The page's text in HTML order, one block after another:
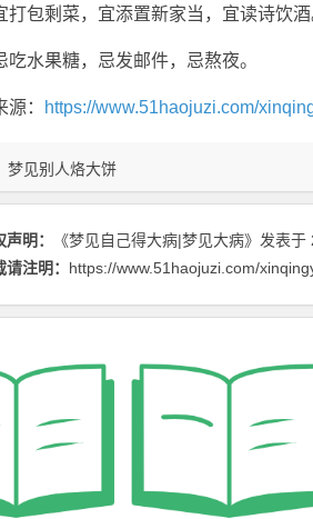
梦见别人烙大饼
打包剩菜，宜添置新家当，宜读诗饮酒
吃水果糖，忌发邮件，忌熬夜。
： https://www.51haojuzi.com/
声明： 《梦见自己得大病|梦见大病》 发表于
请注明： https://www.51haojuzi.com/